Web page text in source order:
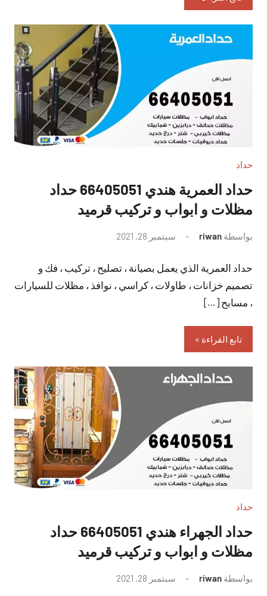
حداد
حداد العمرية هندي 66405051 حداد
مظلات و ابواب و تركيب قرميد
بواسطة riwan سبتمبر 28, 2021
تعليقات
حداد العمرية الذي يعمل بصيانة ، تصليح ، تركيب ، فك و
تصميم خزانات ، طاولات ، كراسي ، نوافذ ، مظلات للسيارات
، مسابح […]
تابع القراءة
حداد
حداد الجهراء هندي 66405051 حداد
مظلات و ابواب و تركيب قرميد
بواسطة riwan سبتمبر 28, 2021